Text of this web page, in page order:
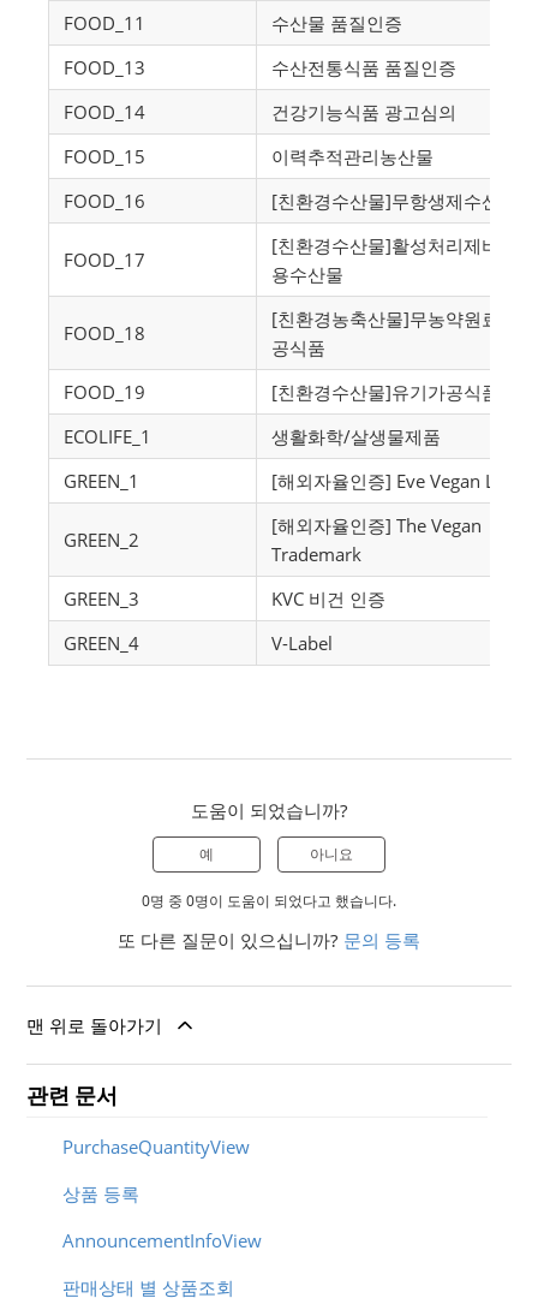
FOOD_11
수산물 품질인증
FOOD_13
수산전통식품 품질인증
FOOD_14
건강기능식품 광고심의
FOOD_15
이력추적관리농산물
FOOD_16
[친환경수산물]무항생제수산물
FOOD_17
[친환경수산물]활성처리제비사
용수산물
FOOD_18
[친환경농축산물]무농약원료가
공식품
FOOD_19
[친환경수산물]유기가공식품
ECOLIFE_1
생활화학/살생물제품
GREEN_1
[해외자율인증] Eve Vegan Label
GREEN_2
[해외자율인증] The Vegan
Trademark
GREEN_3
KVC 비건 인증
GREEN_4
V-Label
도움이 되었습니까?
예 아니요
0명 중 0명이 도움이 되었다고 했습니다.
또 다른 질문이 있으십니까? 문의 등록
맨 위로 돌아가기
관련 문서
PurchaseQuantityView
상품 등록
AnnouncementInfoView
판매상태 별 상품조회